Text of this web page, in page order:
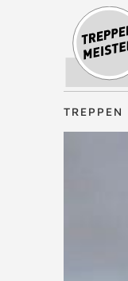
TREPPEN